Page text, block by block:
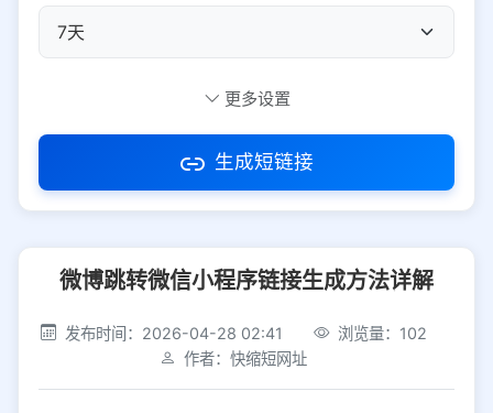
访问密码
社交平台 电商平台
选择防红平台类型，避免链接被拦截
更多设置
生成短链接
微博跳转微信小程序链接生成方法详解
发布时间：2026-04-28 02:41
浏览量：102
作者：快缩短网址